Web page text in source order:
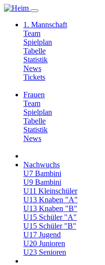
1. Mannschaft
Team
Spielplan
Tabelle
Statistik
News
Tickets
Frauen
Team
Spielplan
Tabelle
Statistik
News
Nachwuchs
U7 Bambini
U9 Bambini
U11 Kleinschüler
U13 Knaben "A"
U13 Knaben "B"
U15 Schüler "A"
U15 Schüler "B"
U17 Jugend
U20 Junioren
U23 Senioren